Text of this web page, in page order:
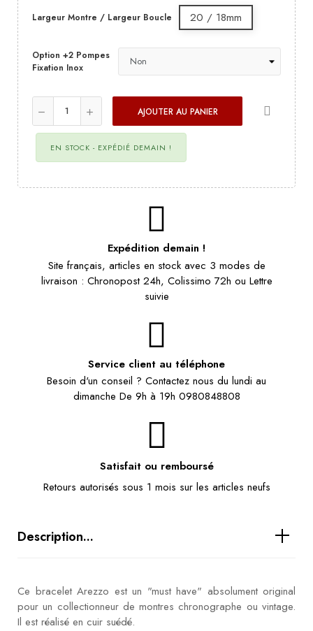
Largeur Montre / Largeur Boucle 20 / 18mm
Option +2 Pompes
Fixation Inox
AJOUTER AU PANIER
EN STOCK - EXPÉDIÉ DEMAIN !
Expédition demain !
Site français, articles en stock avec 3 modes de
livraison : Chronopost 24h, Colissimo 72h ou Lettre
suivie
Service client au téléphone
Besoin d'un conseil ? Contactez nous du lundi au
dimanche De 9h à 19h 0980848808
Satisfait ou remboursé
Retours autorisés sous 1 mois sur les articles neufs
Description...
Ce bracelet Arezzo est un "must have" absolument original
pour un collectionneur de montres chronographe ou vintage.
Il est réalisé en cuir suédé.